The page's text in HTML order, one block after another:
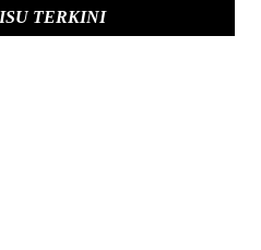
TERKINI